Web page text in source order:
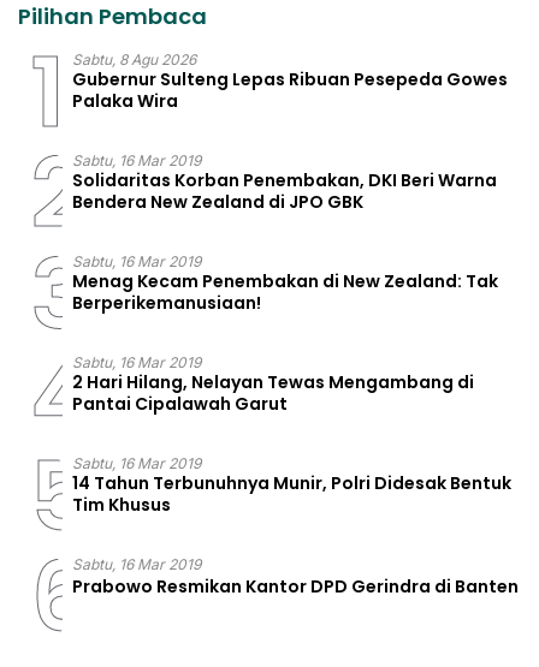
Pilihan Pembaca
1 Sabtu, 8 Agu 2026
Gubernur Sulteng Lepas Ribuan Pesepeda Gowes
Palaka Wira
2Sabtu, 16 Mar 2019
Solidaritas Korban Penembakan, DKI Beri Warna
Bendera New Zealand di JPO GBK
3Sabtu, 16 Mar 2019
Menag Kecam Penembakan di New Zealand: Tak
Berperikemanusiaan!
4Sabtu, 16 Mar 2019
2 Hari Hilang, Nelayan Tewas Mengambang di
Pantai Cipalawah Garut
5Sabtu, 16 Mar 2019
14 Tahun Terbunuhnya Munir, Polri Didesak Bentuk
Tim Khusus
6Sabtu, 16 Mar 2019
Prabowo Resmikan Kantor DPD Gerindra di Banten